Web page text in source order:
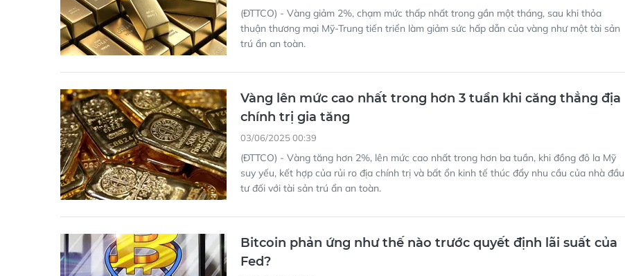
(ĐTTCO) - Vàng giảm 2%, chạm mức thấp nhất trong gần một tháng, sau khi thỏa
thuận thương mại Mỹ-Trung tiến triển làm giảm sức hấp dẫn của vàng như một tài sản
trú ẩn an toàn.
Vàng lên mức cao nhất trong hơn 3 tuần khi căng thẳng địa
chính trị gia tăng
03/06/2025 00:39
(ĐTTCO) - Vàng tăng hơn 2%, lên mức cao nhất trong hơn ba tuần, khi đồng đô la Mỹ
suy yếu, kết hợp của rủi ro địa chính trị và bất ổn kinh tế thúc đẩy nhu cầu của nhà đầu
tư đối với tài sản trú ẩn an toàn.
Bitcoin phản ứng như thế nào trước quyết định lãi suất của
Fed?